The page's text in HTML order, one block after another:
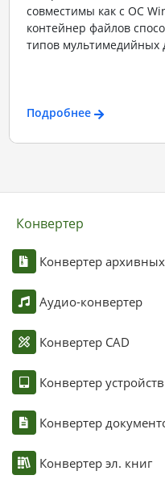
совместимы как с ОС
контейнер файлов
типов мультимедийных
Подробнее
Конвертер
Конвертер
Аудио-конвертер
Конвертер CAD
Конвертер устройств
Конвертер
Конвертер эл. книг